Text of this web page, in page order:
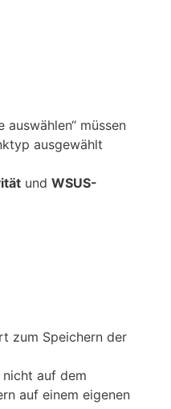
auswählen“ müssen
ausgewählt
und WSUS-
zum Speichern der
auf dem
auf einem eigenen